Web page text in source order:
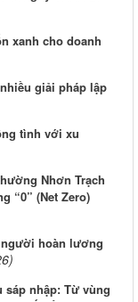
xanh cho doanh
giải pháp lập
tình với xu
Nhơn Trạch
“0” (Net Zero)
hoàn lương
sáp nhập: Từ vùng